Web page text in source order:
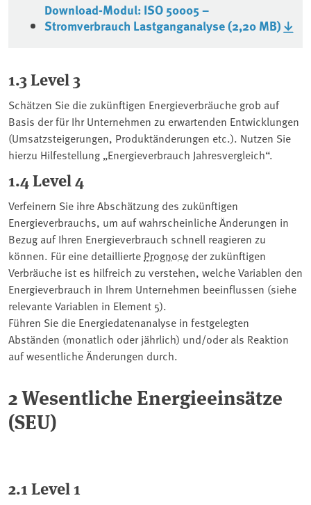
Download-Modul: ISO 50005 –
Stromverbrauch Lastganganalyse (2,20 MB)
1.3 Level 3
Schätzen Sie die zukünftigen Energieverbräuche grob auf
Basis der für Ihr Unternehmen zu erwartenden Entwicklungen
(Umsatzsteigerungen, Produktänderungen etc.). Nutzen Sie
hierzu Hilfestellung „Energieverbrauch Jahresvergleich“.
1.4 Level 4
Verfeinern Sie ihre Abschätzung des zukünftigen
Energieverbrauchs, um auf wahrscheinliche Änderungen in
Bezug auf Ihren Energieverbrauch schnell reagieren zu
können. Für eine detaillierte Prognose der zukünftigen
Verbräuche ist es hilfreich zu verstehen, welche Variablen den
Energieverbrauch in Ihrem Unternehmen beeinflussen (siehe
relevante Variablen in Element 5).
Führen Sie die Energiedatenanalyse in festgelegten
Abständen (monatlich oder jährlich) und/oder als Reaktion
auf wesentliche Änderungen durch.
2 Wesentliche Energieeinsätze
(SEU)
2.1 Level 1